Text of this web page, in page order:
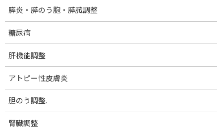
ブログ記事一覧
量子エネルギー取扱製品
山口市出張(休止中)
慢性頭痛.
むちうち症・頚椎捻挫
顎関節症
膵炎・膵のう胞・膵臓調整
糖尿病
肝機能調整
アトピー性皮膚炎
胆のう調整.
腎臓調整